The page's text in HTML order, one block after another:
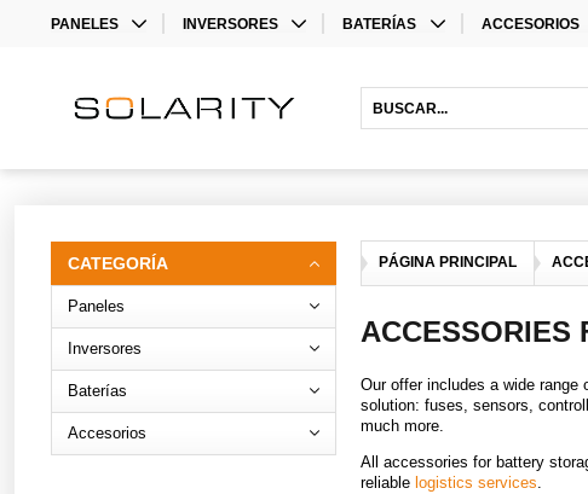
PANELES
BIFACIAL
INVERSORES
INVERSORES HÍBRIDOS
BATERÍAS ACCESORIOS
INVERSORES
ACCESORIOS
PÁGINA PRINCIPAL
ACCESSORIES
Our offer includes a wide
solution: fuses, sensors,
much more.
All accessories for battery
reliable logistics services.
CATEGORÍA
Paneles
Inversores
Baterías
Accesorios